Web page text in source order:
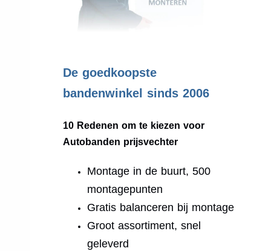
De goedkoopste
bandenwinkel sinds 2006
10 Redenen om te kiezen voor
Autobanden prijsvechter
Montage in de buurt, 500
montagepunten
Gratis balanceren bij montage
Groot assortiment, snel
geleverd